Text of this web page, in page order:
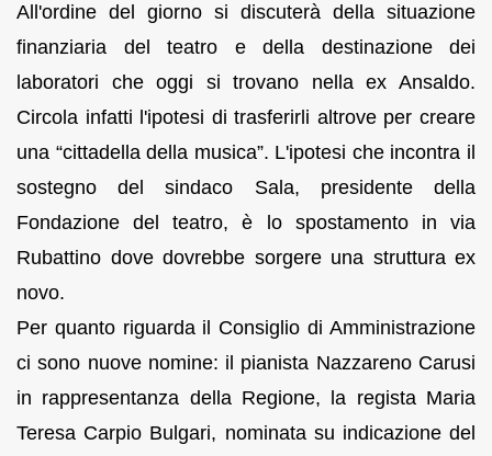
All'ordine del giorno si discuterà della situazione
finanziaria del teatro e della destinazione dei
laboratori che oggi si trovano nella ex Ansaldo.
Circola infatti l'ipotesi di trasferirli altrove per creare
una “cittadella della musica”. L'ipotesi che incontra il
sostegno del sindaco Sala, presidente della
Fondazione del teatro, è lo spostamento in via
Rubattino dove dovrebbe sorgere una struttura ex
novo.
Per quanto riguarda il Consiglio di Amministrazione
ci sono nuove nomine: il pianista Nazzareno Carusi
in rappresentanza della Regione, la regista Maria
Teresa Carpio Bulgari, nominata su indicazione del